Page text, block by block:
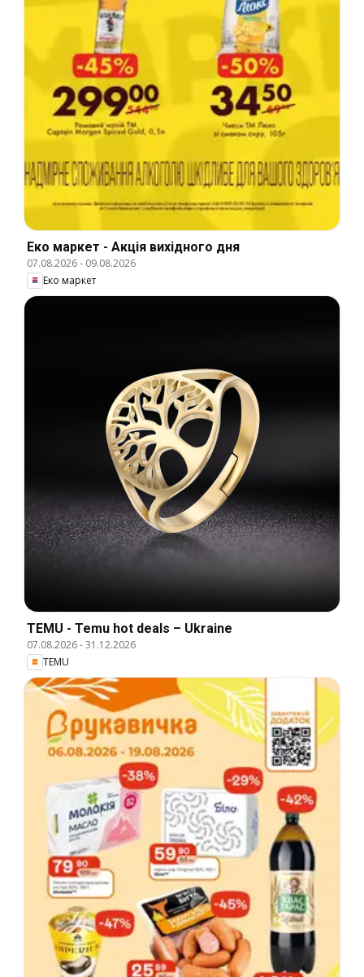
Еко маркет - Акція вихідного дня
07.08.2026- 09.08.2026
Еко маркет
TEMU - Temu hot deals – Ukraine
07.08.2026-31.12.2026
TEMU